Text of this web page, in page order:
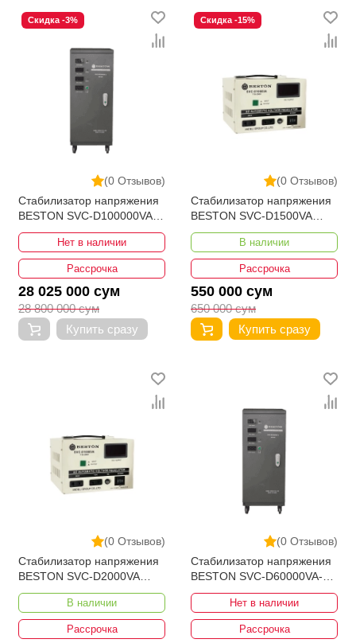
(0 Отзывов)
Скидка -3%
Стабилизатор напряжения
BESTON SVC-D100000VA-3
190-430V
Нет в наличии
Рассрочка
28 025 000 сум
28 800 000 сум
Купить сразу
(0 Отзывов)
Скидка -15%
Стабилизатор напряжения
BESTON SVC-D1500VA
110-250V Bypass
В наличии
Рассрочка
550 000 сум
650 000 сум
Купить сразу
(0 Отзывов)
Стабилизатор напряжения
BESTON SVC-D2000VA
110-250V Bypass
В наличии
Рассрочка
(0 Отзывов)
Стабилизатор напряжения
BESTON SVC-D60000VA-3
190-430V
Нет в наличии
Рассрочка